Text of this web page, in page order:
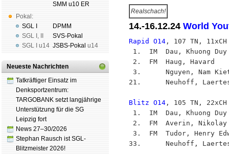
Pokal:
SGL I
SGL I ,
SGL I
u14
SMM u10 ER
DPMM
SVS-Pokal
JSBS-Pokal u14
Neueste Nachrichten
Tatkräftiger Einsatz im
Denksportzentrum:
TARGOBANK setzt langjährige
Unterstützung für die SG
Leipzig fort
News 27–30/2026
Stephan Rausch ist SGL-
Blitzmeister 2026!
Realschach!
14.-16.12.24 World
Rapid O14 , 107 TN, 11xCH
1.  IM  Dau, Khuong
2.  FM  Haug, Havard
3.      Nguyen, Nam
21.      Neuhoff,
Blitz O14 , 105 TN, 22xCH
1.  IM  Dau, Khuong
2.  FM  Averin,
3.  FM  Tudor, Henry